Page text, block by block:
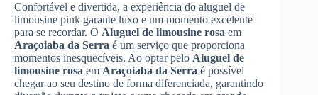
Confortável e divertida, a experiência do aluguel de
limousine pink garante luxo e um momento excelente
para se recordar. O Aluguel de limousine rosa em
Araçoiaba da Serra é um serviço que proporciona
momentos inesquecíveis. Ao optar pelo Aluguel de
limousine rosa em Araçoiaba da Serra é possível
chegar ao seu destino de forma diferenciada, garantindo